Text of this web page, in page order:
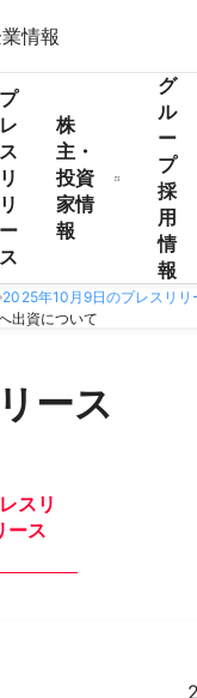
情報
プ
レ
ス
リ
リ
ー
ス
株
主・
投資
家情
報
グ
ル
ー
プ
採
用
情
報
2025年10月9日のプレスリリ
出資について
ース
スリ
ース